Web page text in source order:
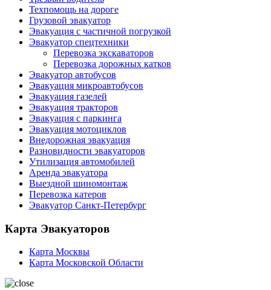
Техпомощь на дороге
Грузовой эвакуатор
Эвакуация с частичной погрузкой
Эвакуатор спецтехники
Перевозка экскаваторов
Перевозка дорожных катков
Эвакуатор автобусов
Эвакуация микроавтобусов
Эвакуация газелей
Эвакуация тракторов
Эвакуация с паркинга
Эвакуация мотоциклов
Внедорожная эвакуация
Разновидности эвакуаторов
Утилизация автомобилей
Аренда эвакуатора
Выездной шиномонтаж
Перевозка катеров
Эвакуатор Санкт-Петербург
Карта Эвакуаторов
Карта Москвы
Карта Московской Области